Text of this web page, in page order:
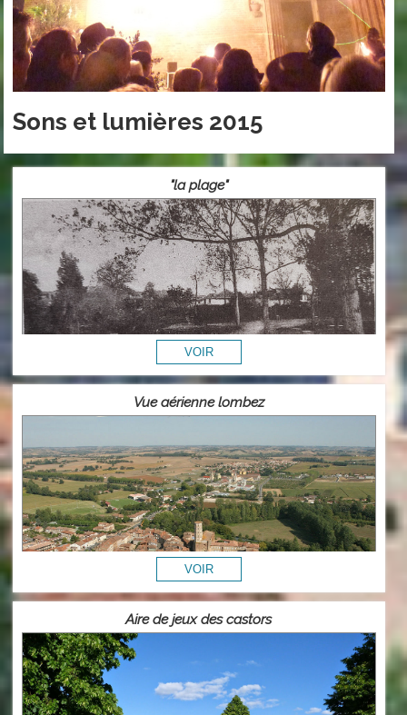
Sons et lumières 2015
"la plage"
Vue aérienne lombez
Aire de jeux des castors